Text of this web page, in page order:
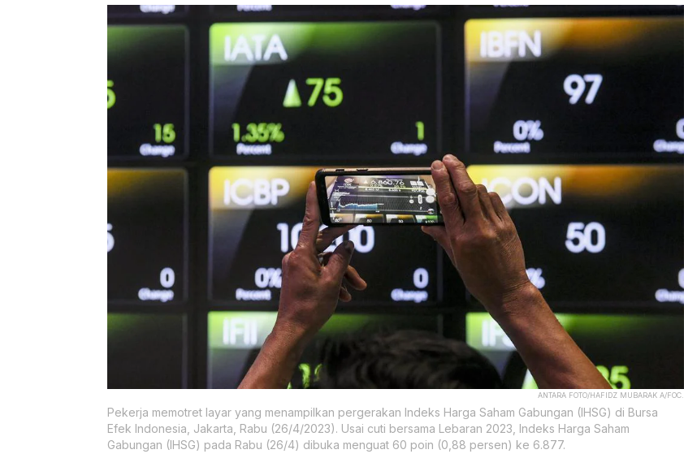
ANTARA FOTO/HAFIDZ MUBARAK A/FOC.
Pekerja memotret layar yang menampilkan pergerakan Indeks Harga Saham Gabungan (IHSG) di Bursa
Efek Indonesia, Jakarta, Rabu (26/4/2023). Usai cuti bersama Lebaran 2023, Indeks Harga Saham
Gabungan (IHSG) pada Rabu (26/4) dibuka menguat 60 poin (0,88 persen) ke 6.877.